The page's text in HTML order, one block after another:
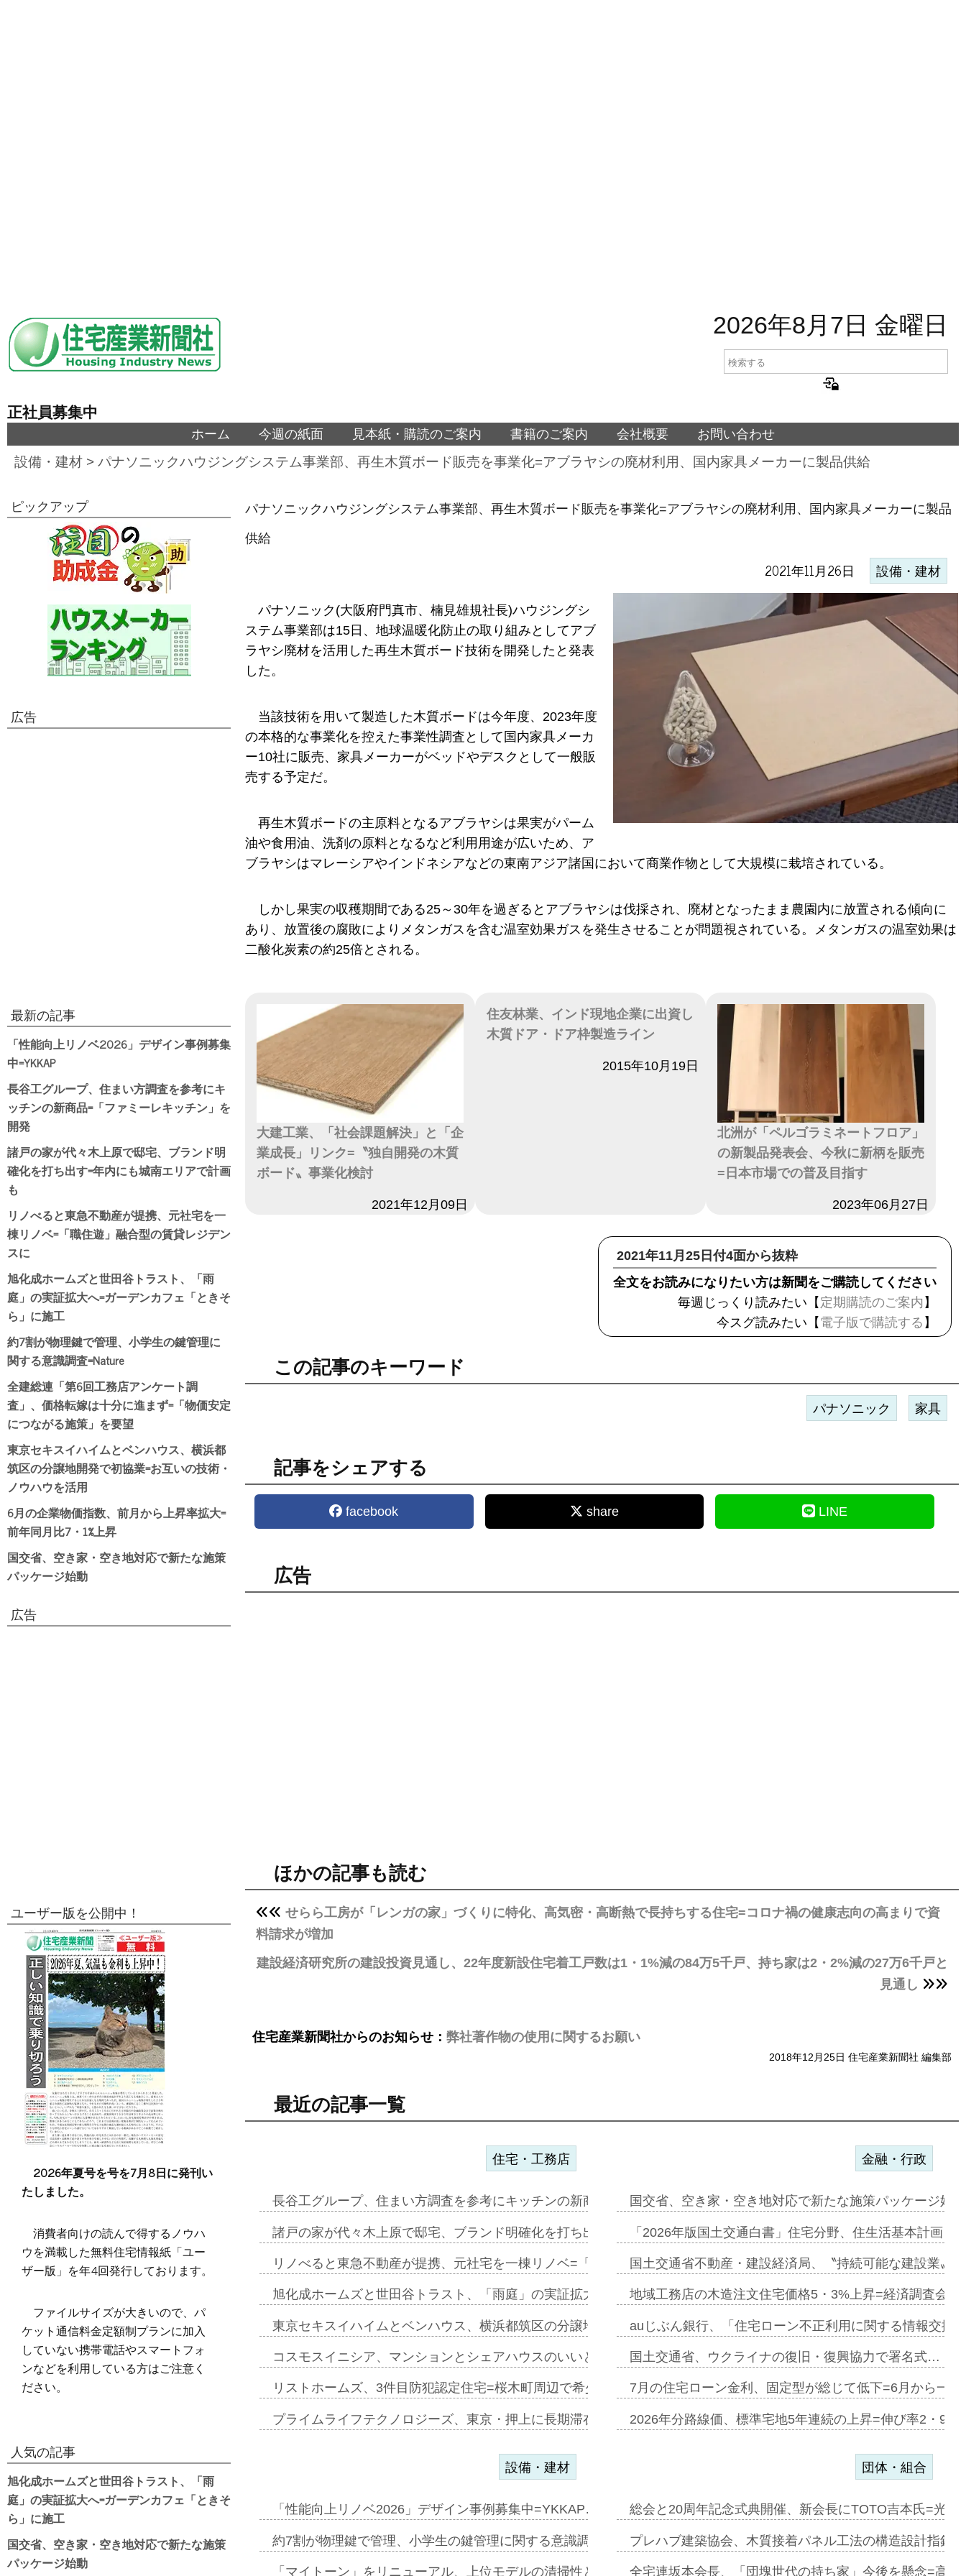
2026年8月7日 金曜日
正社員募集中
ホーム 今週の紙面 見本紙・購読のご案内 書籍のご案内 会社概要 お問い合わせ
設備・建材 > パナソニックハウジングシステム事業部、再生木質ボード販売を事業化=アブラヤシの廃材利用、国内家具メーカーに製品供給
パナソニックハウジングシステム事業部、再生木質ボード販売を事業化=アブラヤシの廃材利用、国内家具メーカーに製品
供給
2021年11月26日 設備・建材
パナソニック(大阪府門真市、楠見雄規社長)ハウジングシ
ステム事業部は15日、地球温暖化防止の取り組みとしてアブ
ラヤシ廃材を活用した再生木質ボード技術を開発したと発表
した。
当該技術を用いて製造した木質ボードは今年度、2023年度
の本格的な事業化を控えた事業性調査として国内家具メーカ
ー10社に販売、家具メーカーがベッドやデスクとして一般販
売する予定だ。
再生木質ボードの主原料となるアブラヤシは果実がパーム
油や食用油、洗剤の原料となるなど利用用途が広いため、ア
ブラヤシはマレーシアやインドネシアなどの東南アジア諸国において商業作物として大規模に栽培されている。
しかし果実の収穫期間である25～30年を過ぎるとアブラヤシは伐採され、廃材となったまま農園内に放置される傾向に
あり、放置後の腐敗によりメタンガスを含む温室効果ガスを発生させることが問題視されている。メタンガスの温室効果は
二酸化炭素の約25倍とされる。
大建工業、「社会課題解決」と「企
業成長」リンク=〝独自開発の木質
ボード〟事業化検討
2021年12月09日
住友林業、インド現地企業に出資し
木質ドア・ドア枠製造ライン
2015年10月19日
北洲が「ペルゴラミネートフロア」
の新製品発表会、今秋に新柄を販売
=日本市場での普及目指す
2023年06月27日
2021年11月25日付4面から抜粋
全文をお読みになりたい方は新聞をご購読してください
毎週じっくり読みたい【 定期購読のご案内 】
今スグ読みたい【 電子版で購読する 】
この記事のキーワード
パナソニック 家具
記事をシェアする
facebook share LINE
広告
ほかの記事も読む
せらら工房が「レンガの家」づくりに特化、高気密・高断熱で長持ちする住宅=コロナ禍の健康志向の高まりで資
料請求が増加
建設経済研究所の建設投資見通し、22年度新設住宅着工戸数は1・1%減の84万5千戸、持ち家は2・2%減の27万6千戸と
見通し
住宅産業新聞社からのお知らせ： 弊社著作物の使用に関するお願い
2018年12月25日 住宅産業新聞社 編集部
最近の記事一覧
住宅・工務店
長谷工グループ、住まい方調査を参考にキッチンの新商品=「ファミーレキ…
諸戸の家が代々木上原で邸宅、ブランド明確化を打ち出す=年内にも城南エ…
リノべると東急不動産が提携、元社宅を一棟リノベ=「職住遊」融合型の賃…
旭化成ホームズと世田谷トラスト、「雨庭」の実証拡大へ=ガーデンカフェ…
東京セキスイハイムとベンハウス、横浜都筑区の分譲地開発で初協業=お互…
コスモスイニシア、マンションとシェアハウスのいいとこどりのコリビング…
リストホームズ、3件目防犯認定住宅=桜木町周辺で希少価値のある2階建…
プライムライフテクノロジーズ、東京・押上に長期滞在型ホテル第1弾が開…
金融・行政
国交省、空き家・空き地対応で新たな施策パッケージ始
「2026年版国土交通白書」住宅分野、住生活基本計画
国土交通省不動産・建設経済局、〝持続可能な建設業〟
地域工務店の木造注文住宅価格5・3%上昇=経済調査会
auじぶん銀行、「住宅ローン不正利用に関する情報交換
国土交通省、ウクライナの復旧・復興協力で署名式…
7月の住宅ローン金利、固定型が総じて低下=6月から一
2026年分路線価、標準宅地5年連続の上昇=伸び率2・
設備・建材
「性能向上リノベ2026」デザイン事例募集中=YKKAP…
約7割が物理鍵で管理、小学生の鍵管理に関する意識調査=Nature…
「マイトーン」をリニューアル、上位モデルの清掃性と安全性追加=リンナ…
団体・組合
総会と20周年記念式典開催、新会長にTOTO吉本氏=光
プレハブ建築協会、木質接着パネル工法の構造設計指針
全宅連坂本会長、「団塊世代の持ち家」今後を懸念=高
ピックアップ
広告
最新の記事
「性能向上リノベ2026」デザイン事例募集
中=YKKAP
長谷工グループ、住まい方調査を参考にキ
ッチンの新商品=「ファミーレキッチン」を
開発
諸戸の家が代々木上原で邸宅、ブランド明
確化を打ち出す=年内にも城南エリアで計画
も
リノべると東急不動産が提携、元社宅を一
棟リノベ=「職住遊」融合型の賃貸レジデン
スに
旭化成ホームズと世田谷トラスト、「雨
庭」の実証拡大へ=ガーデンカフェ「ときそ
ら」に施工
約7割が物理鍵で管理、小学生の鍵管理に
関する意識調査=Nature
全建総連「第6回工務店アンケート調
査」、価格転嫁は十分に進まず=「物価安定
につながる施策」を要望
東京セキスイハイムとベンハウス、横浜都
筑区の分譲地開発で初協業=お互いの技術・
ノウハウを活用
6月の企業物価指数、前月から上昇率拡大=
前年同月比7・1%上昇
国交省、空き家・空き地対応で新たな施策
パッケージ始動
広告
ユーザー版を公開中！
2026年夏号を号を7月8日に発刊い
たしました。
消費者向けの読んで得するノウハ
ウを満載した無料住宅情報紙「ユー
ザー版」を年4回発行しております。
ファイルサイズが大きいので、パ
ケット通信料金定額制プランに加入
していない携帯電話やスマートフォ
ンなどを利用している方はご注意く
ださい。
人気の記事
旭化成ホームズと世田谷トラスト、「雨
庭」の実証拡大へ=ガーデンカフェ「ときそ
ら」に施工
国交省、空き家・空き地対応で新たな施策
パッケージ始動